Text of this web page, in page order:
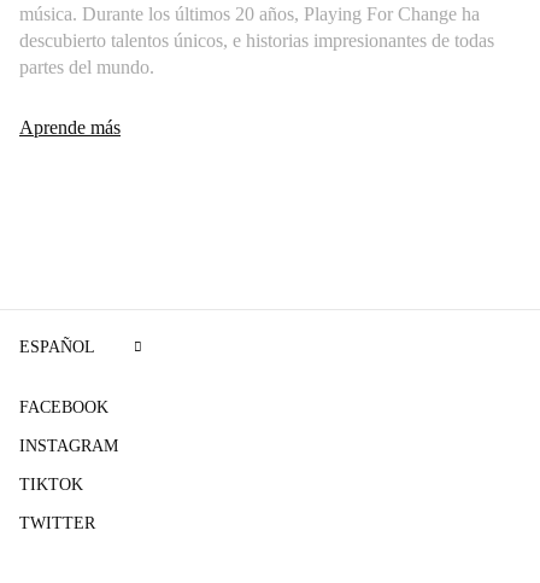
música. Durante los últimos 20 años, Playing For Change ha
descubierto talentos únicos, e historias impresionantes de todas
partes del mundo.
Aprende más
FACEBOOK
INSTAGRAM
TIKTOK
TWITTER
ESPAÑOL